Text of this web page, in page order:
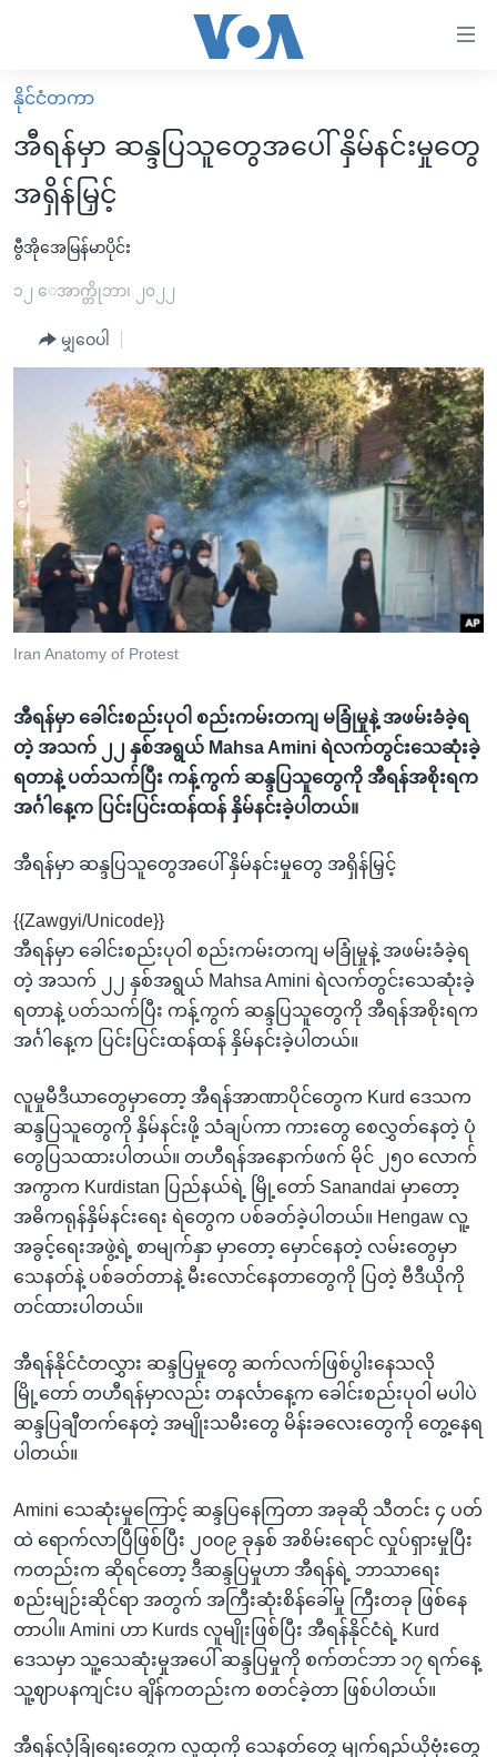
လွယ်ကူ
စေ
သည့်
Link
များ
ပင်မ
ပင်မ
အ
ညွန်း
စာမျက်နှာ
သို့
ကျော်
ကြည့်
ရှာဖွေ
ရန်
နေရာ
သို့
ရန်
မူလစာမျက်နှာ
မြန်မာ
ကမ္ဘာ့သတင်းများ
နိုင်ငံတကာ
အစ္စရေး-ပါလက်စတိုင်း
ဗွီဒီယို
အင်္ဂလိပ်စာလေ့လာမယ်
အမေရိကန်သုံးအီဒီယံ
မကြေးမုံရဲ့ အင်္ဂလိပ်စာ
ရုပ်ရှင်ထဲက အင်္ဂလိပ်စာ
သုတပဒေသာ အင်္ဂလိပ်စာ
အပတ်စဉ်ကဏ္ဍများ
ရေဒီယို
တီဗွီ
ရေဒီယိုနှင့်ရုပ်သံ အချက်အလက်များ
ရေဒီယို/တီဗွီအစီအစဉ်
Learning English
ဗွီအိုအေ လူမှုကွန်ယက်များ
ဘာသာစကားများ
နိုင်ငံတကာ
အီရန်မှာ ဆန္ဒပြသူတွေအပေါ် နှိမ်နင်းမှုတွေ
အရှိန်မြှင့်
ဗွီအိုအေမြန်မာပိုင်း
၁၂ ေအာက္တိုဘာ၊ ၂၀၂၂
မျှဝေပါ
Iran Anatomy of Protest
အီရန်မှာ ခေါင်းစည်းပုဝါ စည်းကမ်းတကျ မခြုံမှုနဲ့ အဖမ်းခံခဲ့ရ
တဲ့ အသက် ၂၂ နှစ်အရွယ် Mahsa Amini ရဲလက်တွင်းသေဆုံးခဲ့
ရတာနဲ့ ပတ်သက်ပြီး ကန့်ကွက် ဆန္ဒပြသူတွေကို အီရန်အစိုးရက
အင်္ဂါနေ့က ပြင်းပြင်းထန်ထန် နှိမ်နင်းခဲ့ပါတယ်။
အီရန်မှာ ဆန္ဒပြသူတွေအပေါ် နှိမ်နင်းမှုတွေ အရှိန်မြှင့်
{{Zawgyi/Unicode}}
အီရန်မှာ ခေါင်းစည်းပုဝါ စည်းကမ်းတကျ မခြုံမှုနဲ့ အဖမ်းခံခဲ့ရ
တဲ့ အသက် ၂၂ နှစ်အရွယ် Mahsa Amini ရဲလက်တွင်းသေဆုံးခဲ့
ရတာနဲ့ ပတ်သက်ပြီး ကန့်ကွက် ဆန္ဒပြသူတွေကို အီရန်အစိုးရက
အင်္ဂါနေ့က ပြင်းပြင်းထန်ထန် နှိမ်နင်းခဲ့ပါတယ်။
လူမှုမီဒီယာတွေမှာတော့ အီရန်အာဏာပိုင်တွေက Kurd ဒေသက
ဆန္ဒပြသူတွေကို နှိမ်နင်းဖို့ သံချပ်ကာ ကားတွေ စေလွှတ်နေတဲ့ ပုံ
တွေပြသထားပါတယ်။ တဟီရန်အနောက်ဖက် မိုင် ၂၅၀ လောက်
အကွာက Kurdistan ပြည်နယ်ရဲ့ မြို့တော် Sanandai မှာတော့
အဓိကရုန်နှိမ်နင်းရေး ရဲတွေက ပစ်ခတ်ခဲ့ပါတယ်။ Hengaw လူ့
အခွင့်ရေးအဖွဲ့ရဲ့ စာမျက်နှာ မှာတော့ မှောင်နေတဲ့ လမ်းတွေမှာ
သေနတ်နဲ့ ပစ်ခတ်တာနဲ့ မီးလောင်နေတာတွေကို ပြတဲ့ ဗီဒီယိုကို
တင်ထားပါတယ်။
အီရန်နိုင်ငံတလွှား ဆန္ဒပြမှုတွေ ဆက်လက်ဖြစ်ပွါးနေသလို
မြို့တော် တဟီရန်မှာလည်း တနင်္လာနေ့က ခေါင်းစည်းပုဝါ မပါပဲ
ဆန္ဒပြချီတက်နေတဲ့ အမျိုးသမီးတွေ မိန်းခလေးတွေကို တွေ့နေရ
ပါတယ်။
Amini သေဆုံးမှုကြောင့် ဆန္ဒပြနေကြတာ အခုဆို သီတင်း ၄ ပတ်
ထဲ ရောက်လာပြီဖြစ်ပြီး ၂၀၀၉ ခုနှစ် အစိမ်းရောင် လှုပ်ရှားမှုပြီး
ကတည်းက ဆိုရင်တော့ ဒီဆန္ဒပြမှုဟာ အီရန်ရဲ့ ဘာသာရေး
စည်းမျဉ်းဆိုင်ရာ အတွက် အကြီးဆုံးစိန်ခေါ်မှု ကြီးတခု ဖြစ်နေ
တာပါ။ Amini ဟာ Kurds လူမျိုးဖြစ်ပြီး အီရန်နိုင်ငံရဲ့ Kurd
ဒေသမှာ သူ့သေဆုံးမှုအပေါ် ဆန္ဒပြမှုကို စက်တင်ဘာ ၁၇ ရက်နေ့
သူ့ဈာပနကျင်းပ ချိန်ကတည်းက စတင်ခဲ့တာ ဖြစ်ပါတယ်။
အီရန်လုံခြုံရေးတွေက လူထုကို သေနတ်တွေ မျက်ရည်ယိုဗုံးတွေ